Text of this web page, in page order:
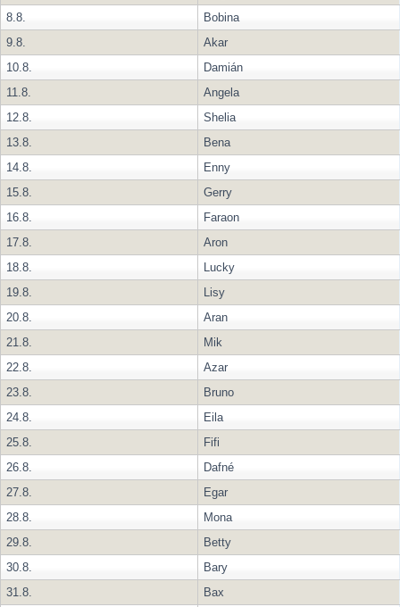
8.8.
Bobina
9.8.
Akar
10.8.
Damián
11.8.
Angela
12.8.
Shelia
13.8.
Bena
14.8.
Enny
15.8.
Gerry
16.8.
Faraon
17.8.
Aron
18.8.
Lucky
19.8.
Lisy
20.8.
Aran
21.8.
Mik
22.8.
Azar
23.8.
Bruno
24.8.
Eila
25.8.
Fifi
26.8.
Dafné
27.8.
Egar
28.8.
Mona
29.8.
Betty
30.8.
Bary
31.8.
Bax